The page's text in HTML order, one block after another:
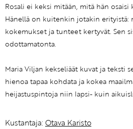
Rosali ei keksi mitään, mitä hän
Hänellä on kuitenkin jotakin erityistä:
kokemukset ja tunteet kertyvät. Sen
odottamatonta.
Maria Viljan kekseliäät kuvat ja teksti
hienoa tapaa kohdata ja kokea
heijastuspintoja niin lapsi- kuin
Kustantaja: Otava Karisto